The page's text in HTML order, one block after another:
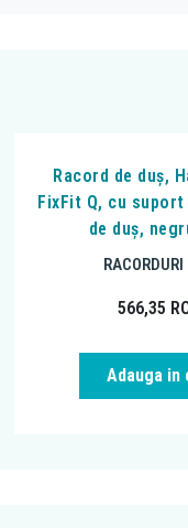
Racord de duș,
FixFit Q, cu
de duș,
RACORDURI
566,35
Adauga in